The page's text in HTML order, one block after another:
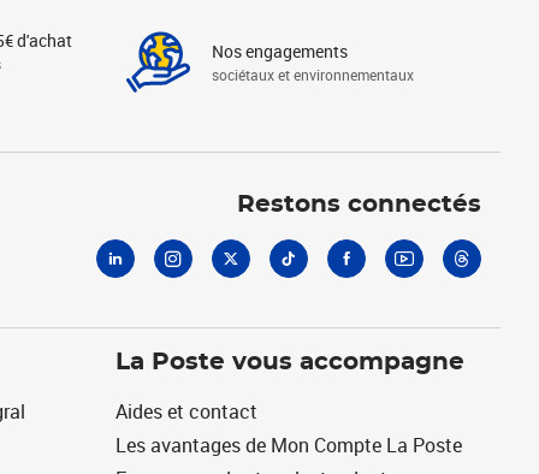
d'achat Nos engagements
sociétaux et environnementaux
Restons connectés
La Poste vous accompagne
Aides et contact
Les avantages de Mon Compte La Poste